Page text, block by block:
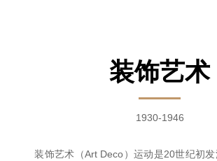
装饰艺术
1930-1946
装饰艺术（Art Deco）运动是20世纪初发